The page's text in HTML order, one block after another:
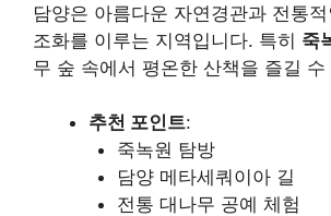
담양은 아름다운 자연경관과 전통
조화를 이루는 지역입니다. 특히 죽
무 숲 속에서 평온한 산책을 즐길 수
추천 포인트:
죽녹원 탐방
담양 메타세쿼이아 길
전통 대나무 공예 체험